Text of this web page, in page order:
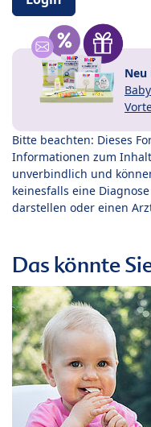
Neu
Bitte beachten: Dieses
Informationen zum
unverbindlich und
keinesfalls eine
darstellen oder einen
Das könnte